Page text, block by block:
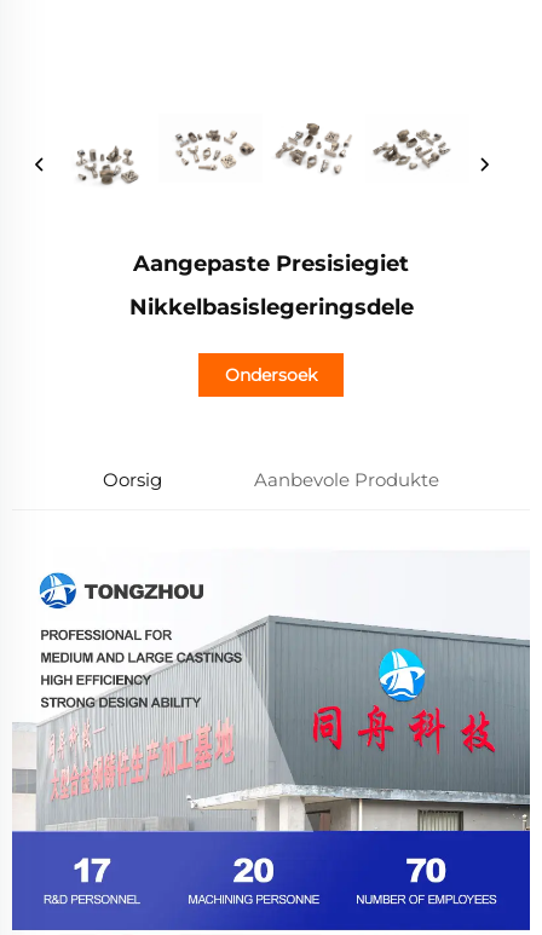
Aangepaste Presisiegiet
Nikkelbasislegeringsdele
Ondersoek
Oorsig Aanbevole Produkte